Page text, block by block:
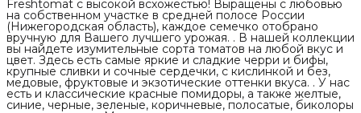
Freshtomat с высокой всхожестью! Выращены с любовью
на собственном участке в средней полосе России
(Нижегородская область), каждое семечко отобрано
вручную для Вашего лучшего урожая. . В нашей коллекции
вы найдете изумительные сорта томатов на любой вкус и
цвет. Здесь есть самые яркие и сладкие черри и бифы,
крупные сливки и сочные сердечки, с кислинкой и без,
медовые, фруктовые и экзотические оттенки вкуса. . У нас
есть и классические красные помидоры, а также желтые,
синие, черные, зеленые, коричневые, полосатые, биколоры